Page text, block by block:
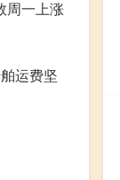
周一上涨
运费坚